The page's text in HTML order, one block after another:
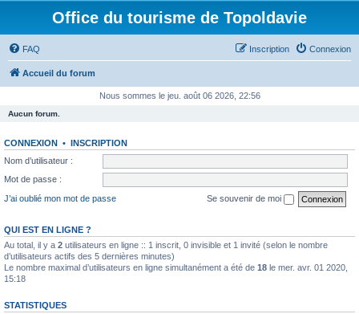
Office du tourisme de Topoldavie
FAQ Connexion
Inscription
Accueil du forum
Nous sommes le jeu. août 06 2026, 22:56
Aucun forum.
CONNEXION • INSCRIPTION
Nom d’utilisateur :
Mot de passe :
J’ai oublié mon mot de passe
Se souvenir de moi
QUI EST EN LIGNE ?
Au total, il y a 2 utilisateurs en ligne :: 1 inscrit, 0 invisible et 1 invité (selon le nombre
d’utilisateurs actifs des 5 dernières minutes)
Le nombre maximal d’utilisateurs en ligne simultanément a été de 18 le mer. avr. 01 2020,
15:18
STATISTIQUES